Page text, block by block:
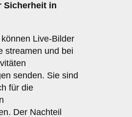
Sicherheit in
Live-Bilder
streamen und bei
senden. Sie sind
für die
Der Nachteil